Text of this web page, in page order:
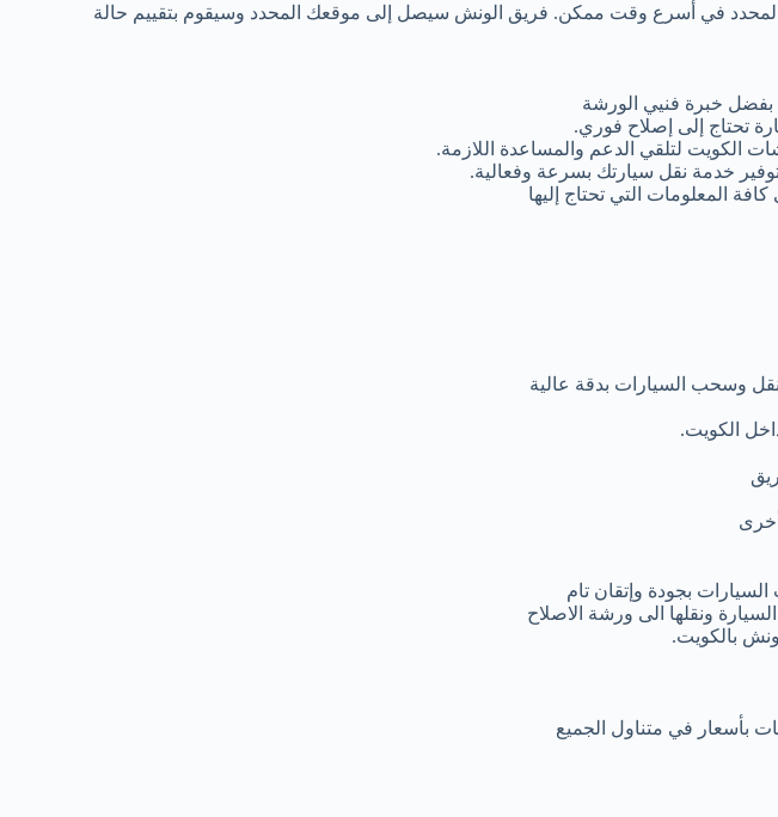
المحدد في أسرع وقت ممكن. فريق الونش سيصل إلى موقعك المحدد وسيقوم بتقييم حالة
بفضل خبرة فنيي الورشة
تحتاج إلى إصلاح فوري.
الكويت لتلقي الدعم والمساعدة اللازمة.
خدمة نقل سيارتك بسرعة وفعالية.
المعلومات التي تحتاج إليها
وسحب السيارات بدقة عالية
الكويت.
بجودة وإتقان تام
ونقلها الى ورشة الاصلاح
بالكويت.
بأسعار في متناول الجميع